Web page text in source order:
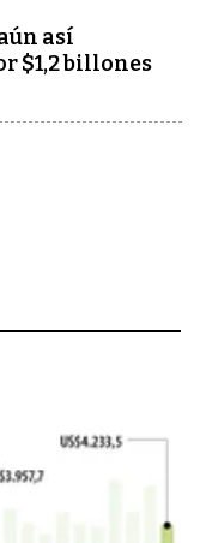
así
$1,2 billones